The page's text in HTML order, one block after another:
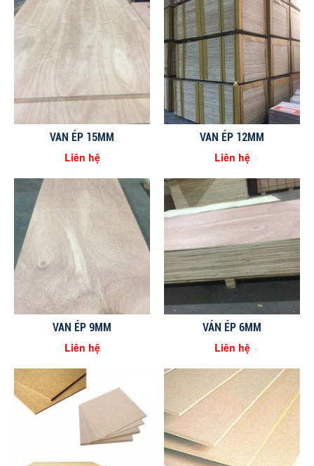
VAN ÉP 15MM
Liên hệ
VAN ÉP 12MM
Liên hệ
VAN ÉP 9MM
Liên hệ
VÁN ÉP 6MM
Liên hệ